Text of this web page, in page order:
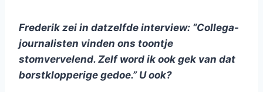
Frederik zei in datzelfde interview: “Collega-
journalisten vinden ons toontje
stomvervelend. Zelf word ik ook gek van dat
borstklopperige gedoe.” U ook?